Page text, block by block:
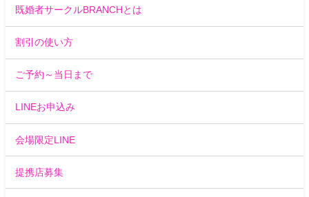
既婚者サークルBRANCHとは
割引の使い方
ご予約～当日まで
LINEお申込み
会場限定LINE
提携店募集